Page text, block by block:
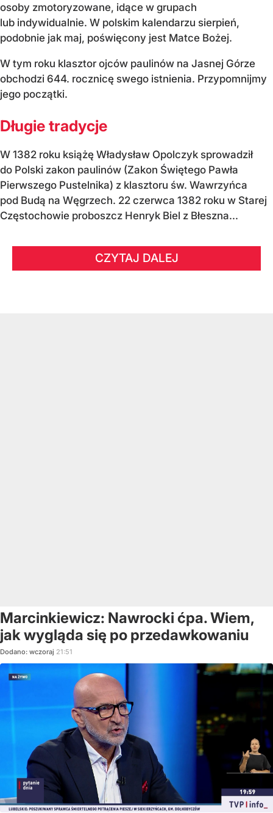
osoby zmotoryzowane, idące w grupach
lub indywidualnie. W polskim kalendarzu sierpień,
podobnie jak maj, poświęcony jest Matce Bożej.
W tym roku klasztor ojców paulinów na Jasnej Górze
obchodzi 644. rocznicę swego istnienia. Przypomnijmy
jego początki.
Długie tradycje
W 1382 roku książę Władysław Opolczyk sprowadził
do Polski zakon paulinów (Zakon Świętego Pawła
Pierwszego Pustelnika) z klasztoru św. Wawrzyńca
pod Budą na Węgrzech. 22 czerwca 1382 roku w Starej
Częstochowie proboszcz Henryk Biel z Błeszna...
CZYTAJ DALEJ
Marcinkiewicz: Nawrocki ćpa. Wiem,
jak wygląda się po przedawkowaniu
Dodano: wczoraj 21:51